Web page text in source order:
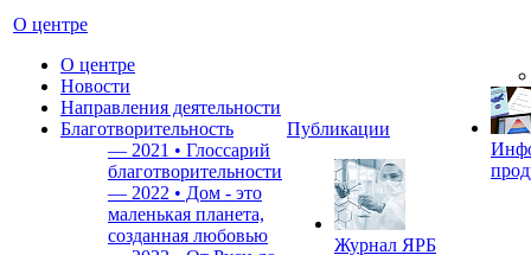
О центре
О центре
Новости
Направления деятельности
Благотворительность
— 2021 • Глоссарий
благотворительности
— 2022 • Дом - это
маленькая планета,
созданная любовью
Публикации
Журнал ЯРБ